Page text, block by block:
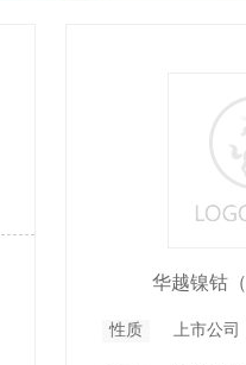
华越镍钴
性质 上市公司